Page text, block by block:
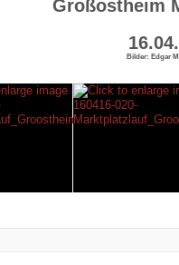
Großostheim
Bilder: Edgar